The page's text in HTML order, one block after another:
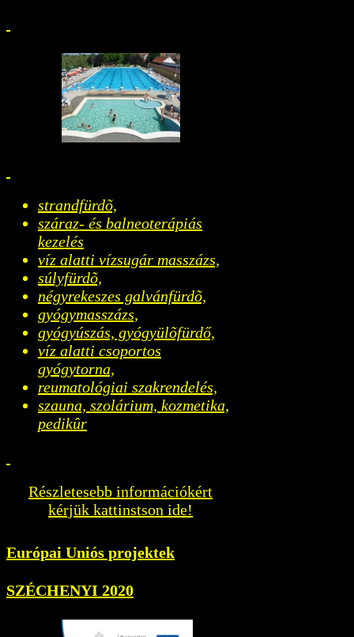
strandfürdõ,
száraz- és balneoterápiás
kezelés
víz alatti vízsugár masszázs,
súlyfürdõ,
négyrekeszes galvánfürdõ,
gyógymasszázs,
gyógyúszás, gyógyülõfürdő,
víz alatti csoportos
gyógytorna,
reumatológiai szakrendelés,
szauna, szolárium, kozmetika,
pedikûr
Részletesebb információkért
kérjük kattinstson ide!
Európai Uniós projektek
SZÉCHENYI 2020